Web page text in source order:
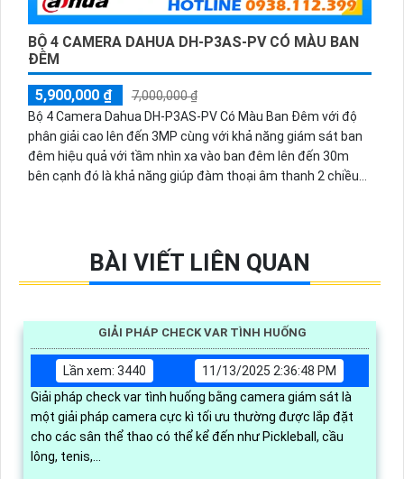
BỘ 4 CAMERA DAHUA DH-P3AS-PV CÓ MÀU BAN
ĐÊM
5,900,000 ₫
7,000,000 ₫
Bộ 4 Camera Dahua DH-P3AS-PV Có Màu Ban Đêm với độ
phân giải cao lên đến 3MP cùng với khả năng giám sát ban
đêm hiệu quả với tầm nhìn xa vào ban đêm lên đến 30m
bên cạnh đó là khả năng giúp đàm thoại âm thanh 2 chiều
BÀI VIẾT LIÊN QUAN
GIẢI PHÁP CHECK VAR TÌNH HUỐNG
Lần xem: 3440
11/13/2025 2:36:48 PM
Giải pháp check var tình huống bằng camera giám sát là
một giải pháp camera cực kì tối ưu thường được lắp đặt
cho các sân thể thao có thể kể đến như Pickleball, cầu
lông, tenis,...